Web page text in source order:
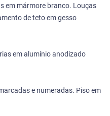
em mármore branco. Louças
de teto em gesso
em alumínio anodizado
e numeradas. Piso em